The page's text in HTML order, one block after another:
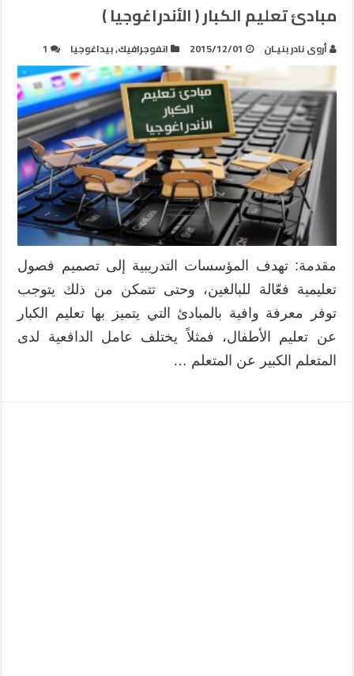
مبادئ تعليم الكبار ( الأندراغوجيا )
أروى نادر بنيـان 2015/12/01 انفوجرافيك,بيداغوجيا 1
مقدمة: تهدف المؤسسات التدريبية إلى تصميم فصول
تعليمية فعّالة للبالغين، وحتى تتمكن من ذلك يتوجب
توفر معرفة وافية بالمبادئ التي يتميز بها تعليم الكبار
عن تعليم الأطفال، فمثلاً يختلف عامل الدافعية لدى
المتعلم الكبير عن المتعلم …